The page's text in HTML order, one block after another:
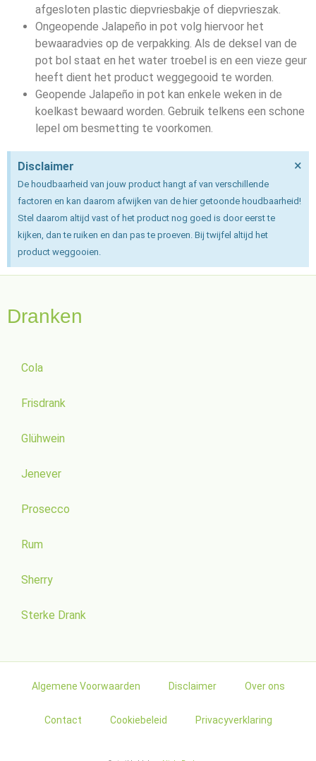
afgesloten plastic diepvriesbakje of diepvrieszak.
Ongeopende Jalapeño in pot volg hiervoor het
bewaaradvies op de verpakking. Als de deksel van de
pot bol staat en het water troebel is en een vieze geur
heeft dient het product weggegooid te worden.
Geopende Jalapeño in pot kan enkele weken in de
koelkast bewaard worden. Gebruik telkens een schone
lepel om besmetting te voorkomen.
Disclaimer
De houdbaarheid van jouw product hangt af van verschillende
factoren en kan daarom afwijken van de hier getoonde houdbaarheid!
Stel daarom altijd vast of het product nog goed is door eerst te
kijken, dan te ruiken en dan pas te proeven. Bij twijfel altijd het
product weggooien.
×
Dranken
Cola
Frisdrank
Glühwein
Jenever
Prosecco
Rum
Sherry
Sterke Drank
Algemene Voorwaarden Disclaimer Over ons
Contact Cookiebeleid Privacyverklaring